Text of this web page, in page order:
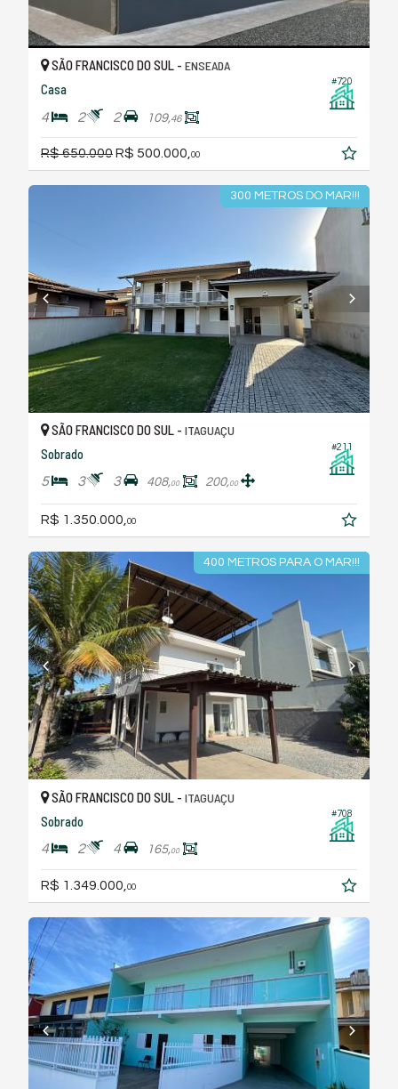
#720
SÃO FRANCISCO DO SUL - ENSEADA
Casa
4 2 2 109,46
R$ 650.000R$ 500.000, 00
300 METROS DO MAR!!!
#211
SÃO FRANCISCO DO SUL - ITAGUAÇU
Sobrado
5 3 3 408,00 200,00
R$ 1.350.000,00
400 METROS PARA O MAR!!!
#708
SÃO FRANCISCO DO SUL - ITAGUAÇU
Sobrado
4 2 4 165,00
R$ 1.349.000, 00